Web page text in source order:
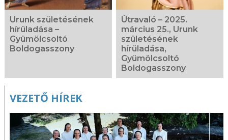
Urunk születésének
hírüladása –
Gyümölcsoltó
Boldogasszony
Útravaló – 2025.
március 25., Urunk
születésének
hírüladása,
Gyümölcsoltó
Boldogasszony
VEZETŐ HÍREK